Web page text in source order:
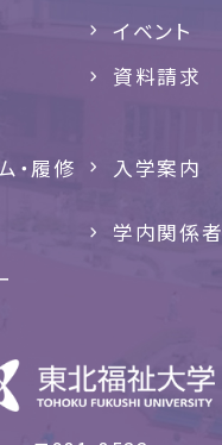
イベント
資料請求
・履修 入学案内
学内関係者